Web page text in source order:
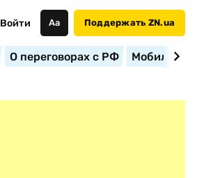
Войти Аа Поддержать ZN.ua
О переговорах с РФ